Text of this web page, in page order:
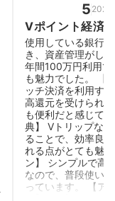
5
Vポイント経済
得。日常使いに
使用している銀行
き、資産管理がし
年間100万円利用
も魅力でした。 【
ッチ決済を利用す
高還元を受けられ
も便利だと感じて
典】 Vトリップな
ることで、効率良
れる点がとても魅
ン】 シンプルで高
なので、普段使い
っています。 【ア